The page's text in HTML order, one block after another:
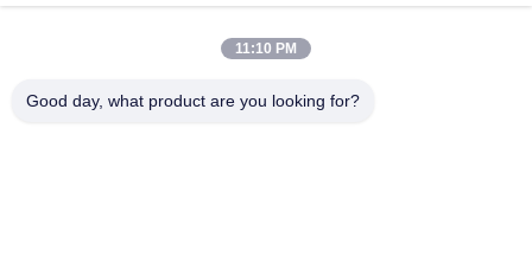
Mit Sand gefüllte
11:10 PM
Good day, what product are you looking for?